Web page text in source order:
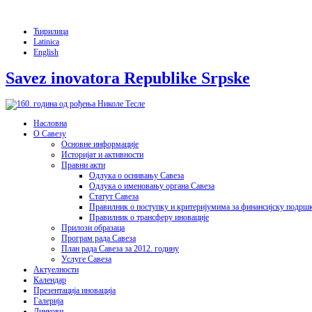
Ћирилица
Latinica
English
Savez inovatora Republike Srpske
Насловна
О Савезу
Основне информације
Историјат и активности
Правни акти
Одлука о оснивању Савеза
Одлука о именовању органа Савеза
Статут Савеза
Правилник о поступку и критеријумима за финансијску
Правилник о трансферу иновације
Прилози образаца
Програм рада Савеза
План рада Савеза за 2012. годину
Услуге Савеза
Актуелности
Календар
Презентација иновација
Галерија